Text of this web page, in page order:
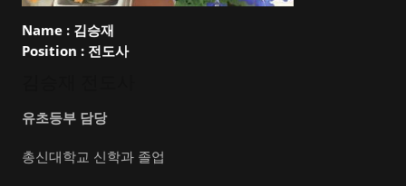
Name : 김승재
Position : 전도사
유초등부 담당
총신대학교 신학과 졸업